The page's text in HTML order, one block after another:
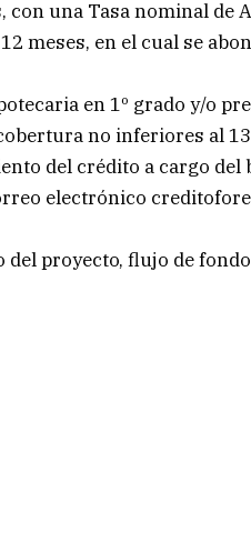
una Tasa nominal de
meses, en el cual se
en 1º grado y/o
no inferiores al
del crédito a cargo del
electrónico
proyecto, flujo de